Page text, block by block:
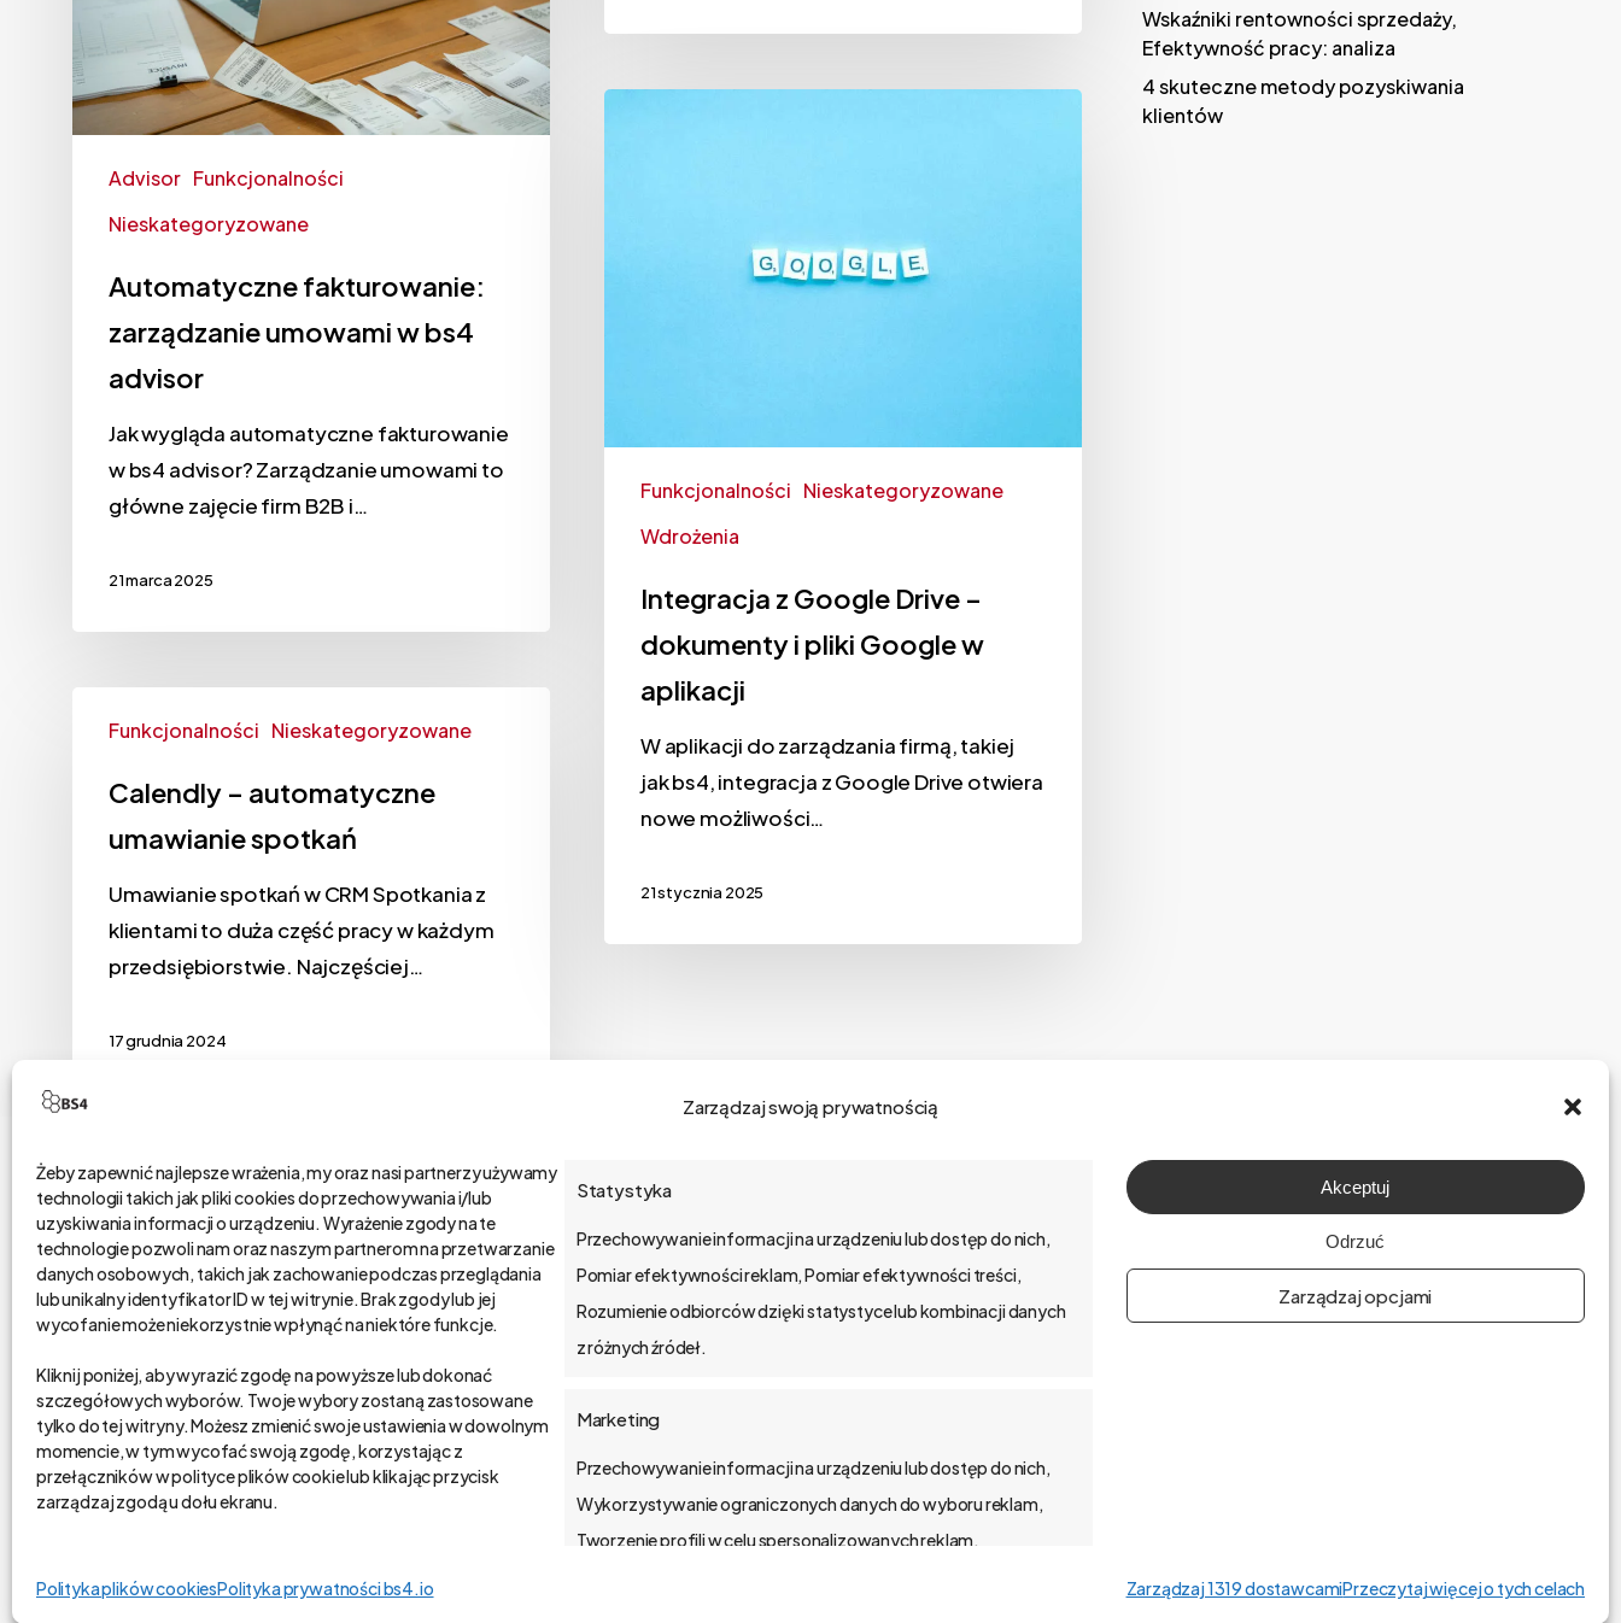
Zarządzaj swoją prywatnością
Żeby zapewnić najlepsze wrażenia, my oraz nasi partnerzy używamy
technologii takich jak pliki cookies do przechowywania i/lub
uzyskiwania informacji o urządzeniu. Wyrażenie zgody na te
technologie pozwoli nam oraz naszym partnerom na przetwarzanie
danych osobowych, takich jak zachowanie podczas przeglądania
lub unikalny identyfikator ID w tej witrynie. Brak zgody lub jej
wycofanie może niekorzystnie wpłynąć na niektóre funkcje.
Kliknij poniżej, aby wyrazić zgodę na powyższe lub dokonać
szczegółowych wyborów. Twoje wybory zostaną zastosowane
tylko do tej witryny. Możesz zmienić swoje ustawienia w dowolnym
momencie, w tym wycofać swoją zgodę, korzystając z
przełączników w polityce plików cookie lub klikając przycisk
zarządzaj zgodą u dołu ekranu.
Statystyka
Przechowywanie informacji na urządzeniu lub dostęp do nich,
Pomiar efektywności reklam, Pomiar efektywności treści,
Rozumienie odbiorców dzięki statystyce lub kombinacji danych
z różnych źródeł.
Marketing
Przechowywanie informacji na urządzeniu lub dostęp do nich,
Wykorzystywanie ograniczonych danych do wyboru reklam,
Tworzenie profili w celu spersonalizowanych reklam,
Zarządzaj 1319 dostawcamiPrzeczytaj więcej o tych celach
Akceptuj
Odrzuć
Zarządzaj opcjami
Polityka plików cookiesPolityka prywatności bs4.io
Advisor Funkcjonalności
Nieskategoryzowane
Automatyczne fakturowanie:
zarządzanie umowami w bs4
advisor
Jak wygląda automatyczne fakturowanie
w bs4 advisor? Zarządzanie umowami to
główne zajęcie firm B2B i…
21 marca 2025
Funkcjonalności Nieskategoryzowane
Wdrożenia
Integracja z Google Drive –
dokumenty i pliki Google w
aplikacji
W aplikacji do zarządzania firmą, takiej
jak bs4, integracja z Google Drive otwiera
nowe możliwości…
21 stycznia 2025
Funkcjonalności Nieskategoryzowane
Calendly – automatyczne
umawianie spotkań
Umawianie spotkań w CRM Spotkania z
klientami to duża część pracy w każdym
przedsiębiorstwie. Najczęściej…
17 grudnia 2024
Wskaźniki rentowności sprzedaży,
Efektywność pracy: analiza
4 skuteczne metody pozyskiwania
klientów
bs4 business solutions sp. z o.o.
na rynku od 2002 r.
kapitał zakładowy 1,15 mln zł.
tel. 61 848 44 23
bs4@bs4.io
o bs4 core
Jak wdrażamy
API
Kontakt
O firmie
Praca